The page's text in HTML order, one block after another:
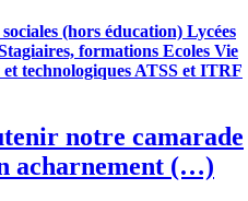
(hors éducation) Lycées
formations Ecoles Vie
technologiques ATSS et ITRF
notre camarade
acharnement (…)